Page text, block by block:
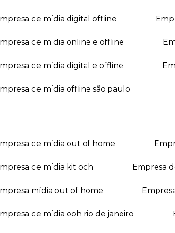
empresa de mídia digital offline
empresa de mídia online e offline
empresa de mídia digital e offline
empresa de mídia offline são paulo
empresa de mídia out of home
empresa de mídia kit ooh empresa
empresa mídia out of home
empresa de mídia ooh rio de janeiro